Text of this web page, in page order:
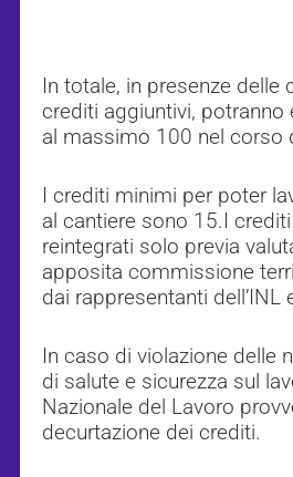
In totale, in presenze delle
crediti aggiuntivi, potranno
al massimo 100 nel corso
I crediti minimi per poter
al cantiere sono 15.I
reintegrati solo previa
apposita commissione
dai rappresentanti dell’INL
In caso di violazione delle
di salute e sicurezza sul
Nazionale del Lavoro
decurtazione dei crediti.